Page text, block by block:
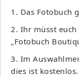
1. Das Fotobuch
2. Ihr müsst
„Fotobuch
3. Im
dies ist kostenlos.